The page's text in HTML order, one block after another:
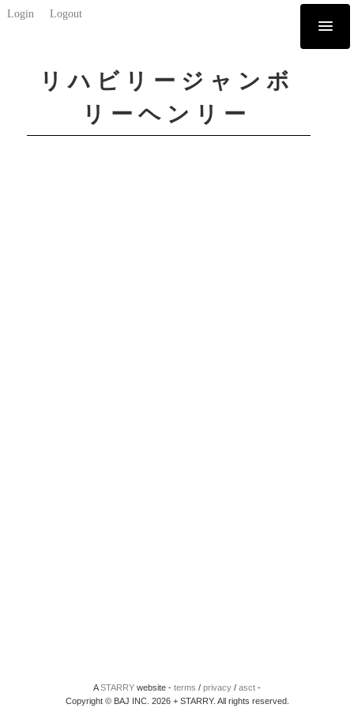
Login Logout
リハビリージャンボ
リーヘンリー
ASTARRY website - terms / privacy / asct -
Copyright © BAJ INC. 2026 + STARRY. All rights reserved.